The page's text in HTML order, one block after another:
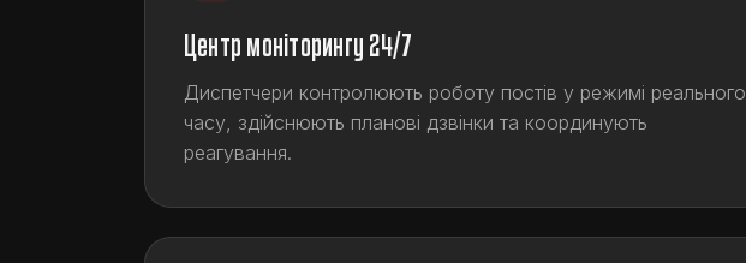
Центр моніторингу 24/7
Диспетчери контролюють роботу постів у режимі реального
часу, здійснюють планові дзвінки та координують
реагування.